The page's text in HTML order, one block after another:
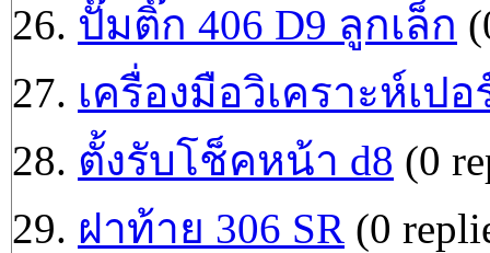
26. ปั๊มติ๊ก 406 D9 ลูกเล็ก
27. เครื่องมือวิเคราะห์เป
28. ตั้งรับโช็คหน้า d8 (0
29. ฝาท้าย 306 SR (0